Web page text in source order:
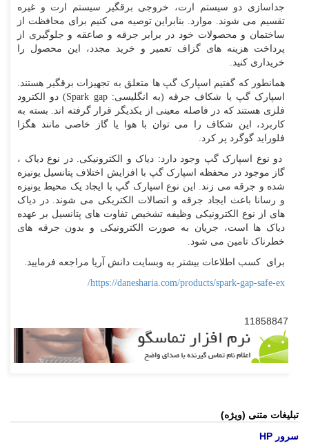
جداسازی دو سیستم ارت، خروجی برقگیر سیستم ارت و غیره
تقسیم می شوند. موارد. بنابراین توصیه می کنیم برای محافظت از
ساختمان و محصولات خود در برابر جرقه و صاعقه و جلوگیری از
پرداخت هزینه های گزاف تعمیر و خرید مجدد، این محصول را
خریداری کنید.
همانطور که گفتیم اسپارک گپ ها متعلق به تجهیزات برقگیر هستند.
اسپارک گپ یا شکاف جرقه (به انگلیسی:Spark gap) دو الکترود
فلزی هستند که در فاصله معینی از یکدیگر قرار گرفته اند. بسته به
کاربرد، این شکاف را می توان با هوا یا گاز خاصی مانند هگزا
فلوراید گوگرد پر کرد.
دو نوع اسپارک گپ وجود دارد: دیاک و الکترونیکی. در نوع دیاک ،
گاز موجود در محفظه اسپارک گپ با افزایش اختلاف پتانسیل یونیزه
شده و جرقه می زند. این نوع اسپارک گپ با ایجاد یک محیط یونیزه
و رسانا باعث ایجاد جرقه و اتصالات الکتریکی می شوند. در دیاک
های از نوع الکترونیکی وظیفه تشخیص تفاوت های پتانسیل بر عهده
دیاک ها است، جریان به صورت الکترونیکی و بدون جرقه های
خطرناک تامین می شود.
برای کسب اطلاعات بیشتر به وبسایت دانش آریا مراجعه فرمایید.
https://danesharia.com/products/spark-gap-safe-ex
/
11858847
تبلیغات متنی (ویژه)
سرور HP